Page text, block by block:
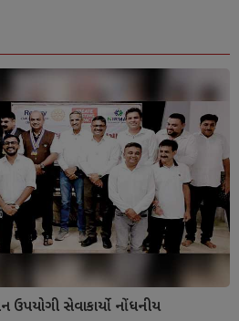
ઉપયોગી સેવાકાર્યો નોંધનીય